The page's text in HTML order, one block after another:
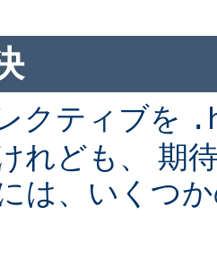
クティブを
れども、 期
は、いくつ